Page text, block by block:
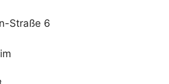
Straße 6